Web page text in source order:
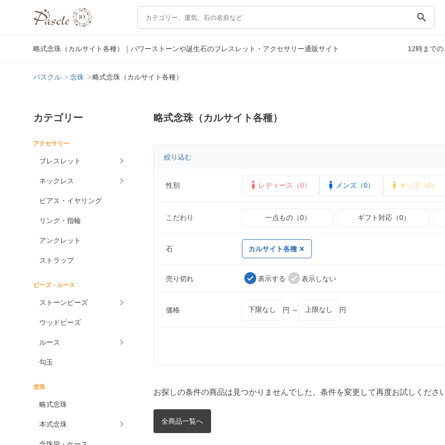
search
略式念珠（カルサイト各種）｜パワーストーンや誕生石のブレスレット・アクセサリー通販サイト 12時まで
パスクル 念珠 略式念珠（カルサイト各種）
カテゴリー
アクセサリー
ブレスレット
ネックレス
ピアス・イヤリング
リング・指輪
アンクレット
ストラップ
ビーズ・ルース
ストーンビーズ
ウッドビーズ
ルース
勾玉
念珠
略式念珠
本式念珠
略式念珠（カルサイト各種）
絞り込む
性別 レディース（0） メンズ（0） キッズ（0）
こだわり 一点もの（0） ギフト対応（0）
石 カルサイト各種
売り切れ 表示する 表示しない
価格 円 ～ 円
お探しの条件の商品は見つかりませんでした。条件を変更して再度お試しください
全商品一覧へ